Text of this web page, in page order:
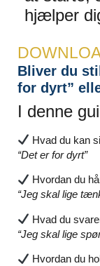
hjælper
Bliver du
for dyrt”
I denne
Hvad du kan
“Det er for dyrt”
Hvordan du
“Jeg skal lige
Hvad du
“Jeg skal lige
Hvordan du